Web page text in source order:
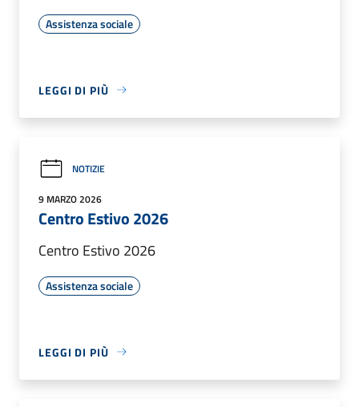
Assistenza sociale
LEGGI DI PIÙ
NOTIZIE
9 MARZO 2026
Centro Estivo 2026
Centro Estivo 2026
Assistenza sociale
LEGGI DI PIÙ